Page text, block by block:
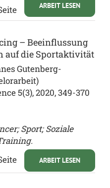
ARBEIT LESEN
– Beeinflussung
auf die Sportaktivität
Gutenberg-
5(3), 2020, 349-370
Sport; Soziale
ARBEIT LESEN